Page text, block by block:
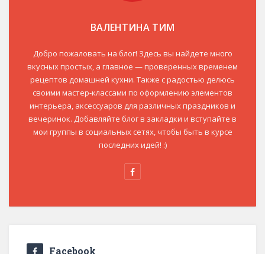
ВАЛЕНТИНА ТИМ
Добро пожаловать на блог! Здесь вы найдете много
вкусных простых, а главное — проверенных временем
рецептов домашней кухни. Также с радостью делюсь
своими мастер-классами по оформлению элементов
интерьера, аксессуаров для различных праздников и
вечеринок. Добавляйте блог в закладки и вступайте в
мои группы в социальных сетях, чтобы быть в курсе
последних идей! :)
Facebook